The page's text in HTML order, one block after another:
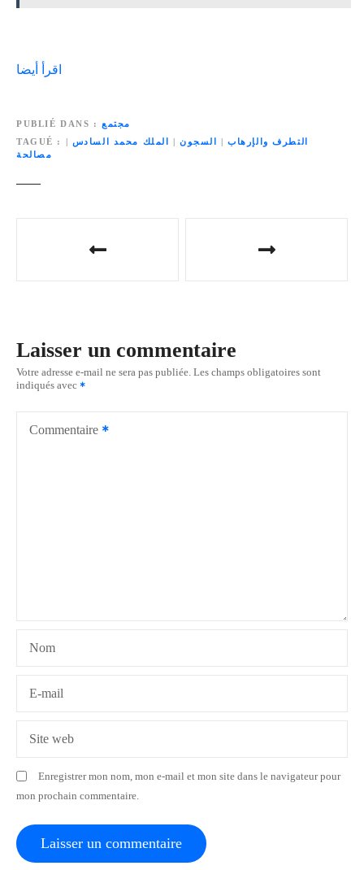
اقرأ أيضا
PUBLIÉ DANS
مجتمع
TAGUÉ
التطرف والإرهاب| السجون| الملك محمد السادس |
مصالحة
g
a
t
i
c
l
Laisser un commentaire
Votre adresse e-mail ne sera pas publiée. Les champs obligatoires sont
indiqués avec
Commentaire
Nom
E-mail
Site web
Enregistrer mon nom, mon e-mail et mon site dans le navigateur pour
mon prochain commentaire.